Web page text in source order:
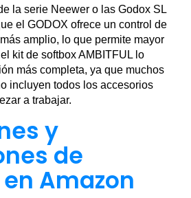
la serie Neewer o las Godox SL
el GODOX ofrece un control de
amplio, lo que permite mayor
kit de softbox AMBITFUL lo
más completa, ya que muchos
incluyen todos los accesorios
a trabajar.
y
de
Amazon